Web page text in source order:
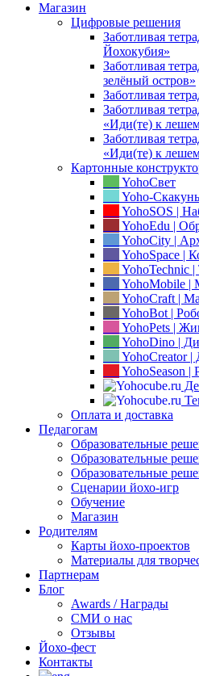
Магазин
Цифровые решения
Заботливая
Йохокубия»
Заботливая
зелёный остров»
Заботливая
Заботливая
«Иди(те) к
Заботливая
«Иди(те) к
Картонные
YohoСвет
Yoho-
YohoSOS |
YohoEdu |
YohoCity |
YohoSpace |
YohoTechnic |
YohoMobile |
YohoCraft |
YohoBot |
YohoPets |
YohoDino |
YohoCreator |
YohoSeason |
Оплата и доставка
Педагогам
Образовательные
Образовательные
Образовательные
Сценарии йохо-игр
Обучение
Магазин
Родителям
Карты йохо-проектов
Материалы для
Партнерам
Блог
Awards / Награды
СМИ о нас
Отзывы
Йохо-фест
Контакты